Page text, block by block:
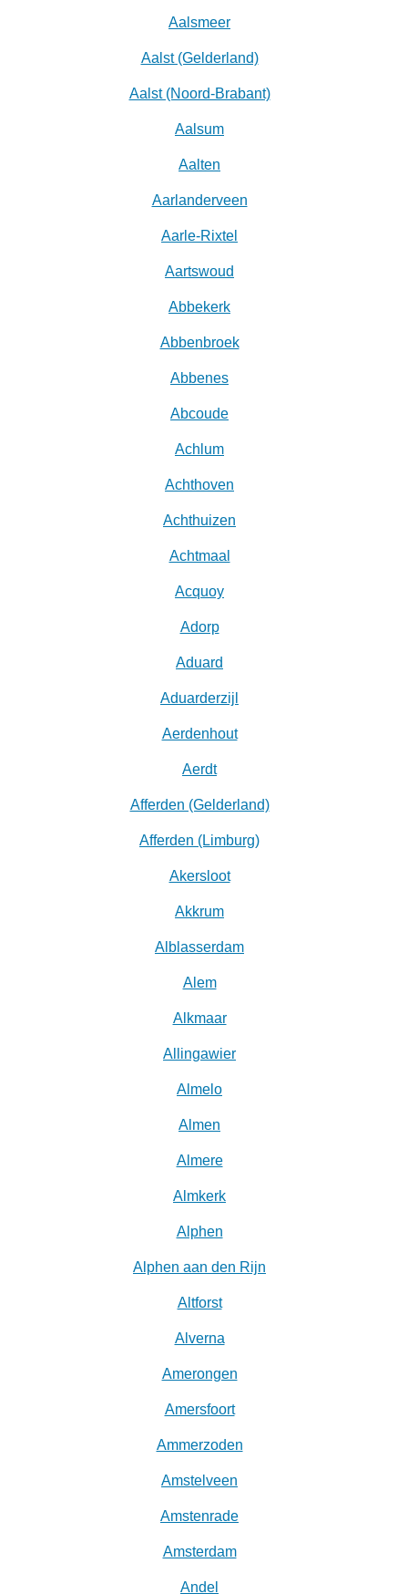
Aalsmeer
Aalst (Gelderland)
Aalst (Noord-Brabant)
Aalsum
Aalten
Aarlanderveen
Aarle-Rixtel
Aartswoud
Abbekerk
Abbenbroek
Abbenes
Abcoude
Achlum
Achthoven
Achthuizen
Achtmaal
Acquoy
Adorp
Aduard
Aduarderzijl
Aerdenhout
Aerdt
Afferden (Gelderland)
Afferden (Limburg)
Akersloot
Akkrum
Alblasserdam
Alem
Alkmaar
Allingawier
Almelo
Almen
Almere
Almkerk
Alphen
Alphen aan den Rijn
Altforst
Alverna
Amerongen
Amersfoort
Ammerzoden
Amstelveen
Amstenrade
Amsterdam
Andel